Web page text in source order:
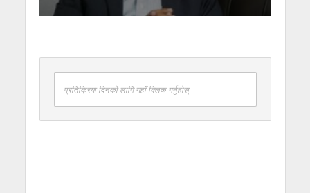
प्रतिक्रिया दिनको लागि यहाँ क्लिक गर्नुहोस्